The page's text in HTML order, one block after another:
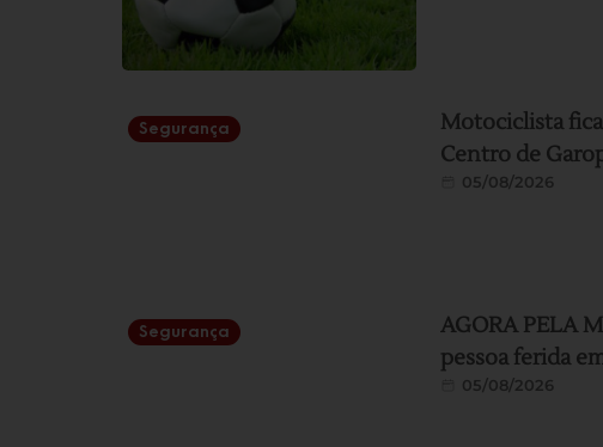
Segurança
Motociclista
Centro de
05/08/2026
Segurança
AGORA PELA
pessoa ferida
05/08/2026